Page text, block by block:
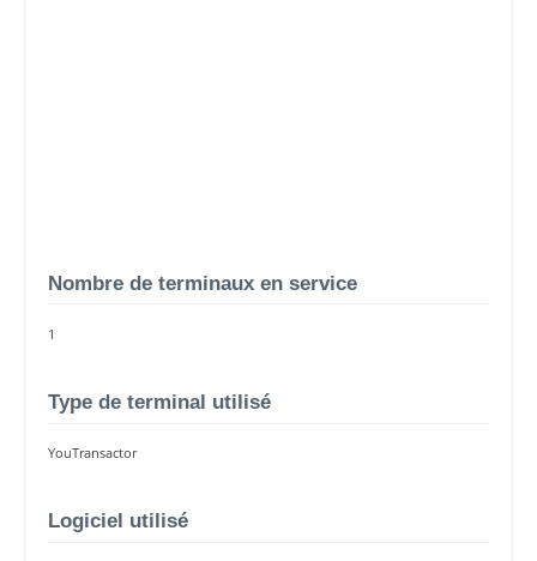
Nombre de terminaux en service
1
Type de terminal utilisé
YouTransactor
Logiciel utilisé